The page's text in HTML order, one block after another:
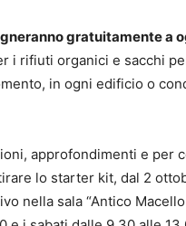
gratuitamente a
i rifiuti organici e sacchi
in ogni edificio o
approfondimenti e per
lo starter kit, dal 2
nella sala “Antico